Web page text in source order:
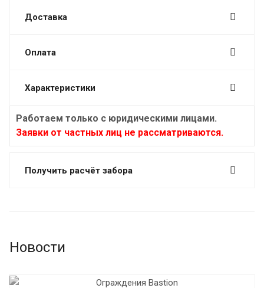
Доставка
Оплата
Характеристики
Работаем только с юридическими лицами.
Заявки от частных лиц не рассматриваются.
Получить расчёт забора
Новости